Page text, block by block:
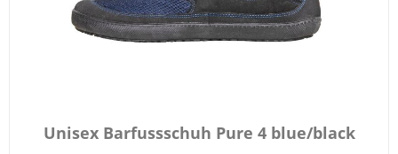
Unisex Barfussschuh Pure 4 blue/black